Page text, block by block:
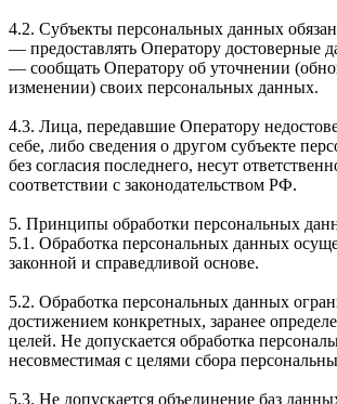
4.2. Субъекты персональных данных
— предоставлять Оператору достоверные
— сообщать Оператору об уточнении
изменении) своих персональных данных.
4.3. Лица, передавшие Оператору
себе, либо сведения о другом субъекте
без согласия последнего, несут
соответствии с законодательством РФ.
5. Принципы обработки персональных
5.1. Обработка персональных данных
законной и справедливой основе.
5.2. Обработка персональных данных
достижением конкретных, заранее
целей. Не допускается обработка
несовместимая с целями сбора
5.3. Не допускается объединение баз